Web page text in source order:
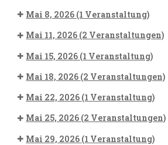
Mai 8, 2026 (1 Veranstaltung)
Mai 11, 2026 (2 Veranstaltungen)
Mai 15, 2026 (1 Veranstaltung)
Mai 18, 2026 (2 Veranstaltungen)
Mai 22, 2026 (1 Veranstaltung)
Mai 25, 2026 (2 Veranstaltungen)
Mai 29, 2026 (1 Veranstaltung)